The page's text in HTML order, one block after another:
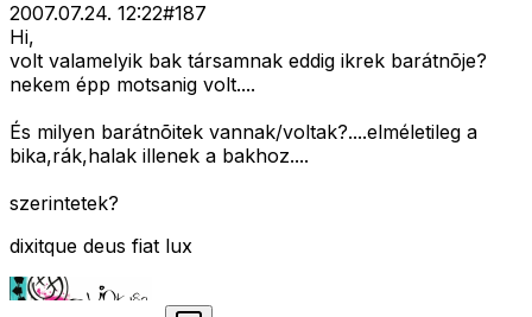
2007.07.24. 12:22#187
Hi,
volt valamelyik bak társamnak eddig ikrek barátnõje?
nekem épp motsanig volt....
És milyen barátnõitek vannak/voltak?....elméletileg a
bika,rák,halak illenek a bakhoz....
szerintetek?
dixitque deus fiat lux